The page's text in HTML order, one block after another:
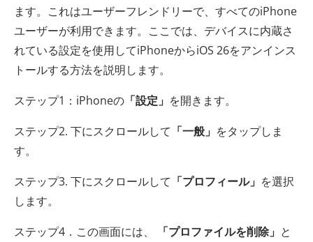
ます。これはユーザーフレンドリーで、すべてのiPhone
ユーザーが利用できます。ここでは、デバイスに内蔵さ
れている設定を使用してiPhoneからiOS 26をアンインス
トールする方法を説明します。
ステップ1：iPhoneの 「設定」 を開きます。
ステップ2. 下にスクロールして 「一般」 をタップしま
す。
ステップ3. 下にスクロールして 「プロフィール」 を選択
します。
ステップ4．この画面には、
「プロファイルを削除」 と